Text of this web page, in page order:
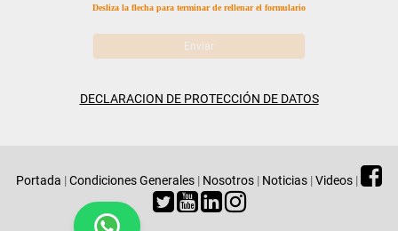
Desliza la flecha para terminar de rellenar el formulario
DECLARACION DE PROTECCIÓN DE DATOS
Portada |Condiciones Generales | Nosotros | Noticias |Videos |